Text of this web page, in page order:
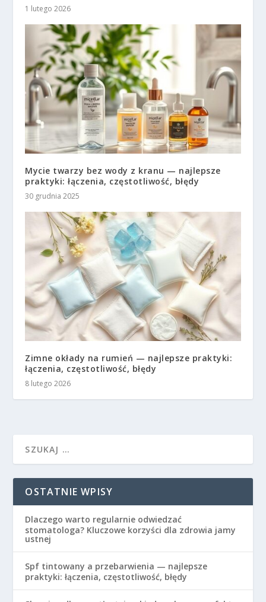
1 lutego 2026
Mycie twarzy bez wody z kranu — najlepsze
praktyki: łączenia, częstotliwość, błędy
30 grudnia 2025
Zimne okłady na rumień — najlepsze praktyki:
łączenia, częstotliwość, błędy
8 lutego 2026
OSTATNIE WPISY
Dlaczego warto regularnie odwiedzać
stomatologa? Kluczowe korzyści dla zdrowia jamy
ustnej
Spf tintowany a przebarwienia — najlepsze
praktyki: łączenia, częstotliwość, błędy